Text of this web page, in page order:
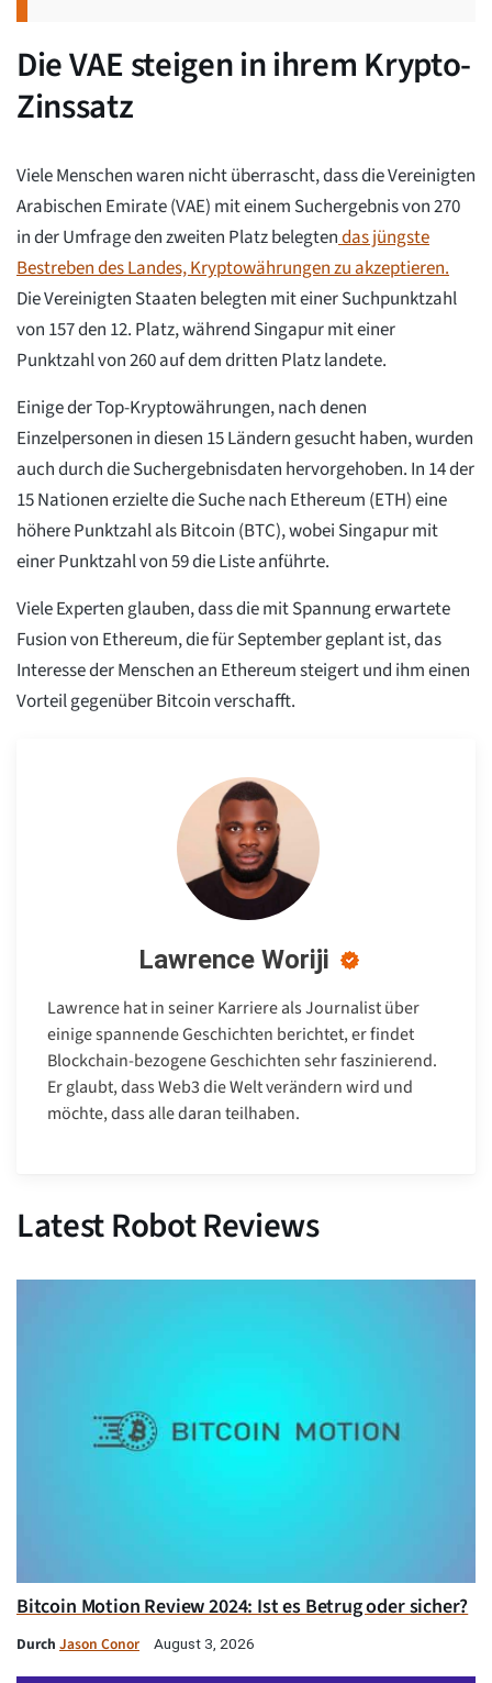
Die VAE steigen in ihrem Krypto-
Zinssatz
Viele Menschen waren nicht überrascht, dass die Vereinigten
Arabischen Emirate (VAE) mit einem Suchergebnis von 270
in der Umfrage den zweiten Platz belegtendas jüngste
Bestreben des Landes, Kryptowährungen zu akzeptieren.
Die Vereinigten Staaten belegten mit einer Suchpunktzahl
von 157 den 12. Platz, während Singapur mit einer
Punktzahl von 260 auf dem dritten Platz landete.
Einige der Top-Kryptowährungen, nach denen
Einzelpersonen in diesen 15 Ländern gesucht haben, wurden
auch durch die Suchergebnisdaten hervorgehoben. In 14 der
15 Nationen erzielte die Suche nach Ethereum (ETH) eine
höhere Punktzahl als Bitcoin (BTC), wobei Singapur mit
einer Punktzahl von 59 die Liste anführte.
Viele Experten glauben, dass die mit Spannung erwartete
Fusion von Ethereum, die für September geplant ist, das
Interesse der Menschen an Ethereum steigert und ihm einen
Vorteil gegenüber Bitcoin verschafft.
Lawrence Woriji
Lawrence hat in seiner Karriere als Journalist über
einige spannende Geschichten berichtet, er findet
Blockchain-bezogene Geschichten sehr faszinierend.
Er glaubt, dass Web3 die Welt verändern wird und
möchte, dass alle daran teilhaben.
Latest Robot Reviews
Bitcoin Motion Review 2024: Ist es Betrug oder sicher?
Durch Jason Conor August 3, 2026